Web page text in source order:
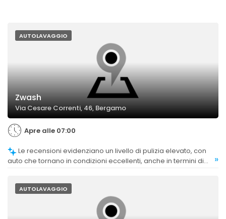
AUTOLAVAGGIO
Zwash
Via Cesare Correnti, 46, Bergamo
Apre alle 07:00
auto che tornano in condizioni eccellenti, anche in termini di
»
AUTOLAVAGGIO